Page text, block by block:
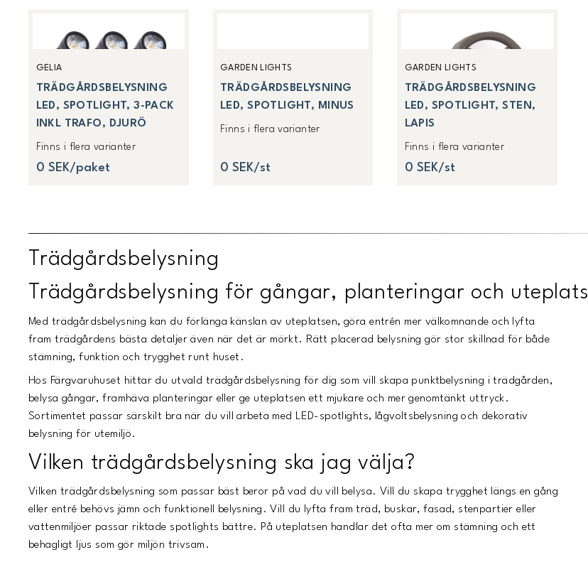
GELIA
TRÄDGÅRDSBELYSNING
LED, SPOTLIGHT, 3-PACK
INKL TRAFO, DJURÖ
Finns i flera varianter
0 SEK/paket
GARDEN LIGHTS
TRÄDGÅRDSBELYSNING
LED, SPOTLIGHT, MINUS
Finns i flera varianter
0 SEK/st
GARDEN LIGHTS
TRÄDGÅRDSBELYSNING
LED, SPOTLIGHT, STEN,
LAPIS
Finns i flera varianter
0 SEK/st
Trädgårdsbelysning
Trädgårdsbelysning för gångar, planteringar och uteplats
Med trädgårdsbelysning kan du förlänga känslan av uteplatsen, göra entrén mer välkomnande och lyfta
fram trädgårdens bästa detaljer även när det är mörkt. Rätt placerad belysning gör stor skillnad för både
stämning, funktion och trygghet runt huset.
Hos Färgvaruhuset hittar du utvald trädgårdsbelysning för dig som vill skapa punktbelysning i trädgården,
belysa gångar, framhäva planteringar eller ge uteplatsen ett mjukare och mer genomtänkt uttryck.
Sortimentet passar särskilt bra när du vill arbeta med LED-spotlights, lågvoltsbelysning och dekorativ
belysning för utemiljö.
Vilken trädgårdsbelysning ska jag välja?
Vilken trädgårdsbelysning som passar bäst beror på vad du vill belysa. Vill du skapa trygghet längs en gång
eller entré behövs jämn och funktionell belysning. Vill du lyfta fram träd, buskar, fasad, stenpartier eller
vattenmiljöer passar riktade spotlights bättre. På uteplatsen handlar det ofta mer om stämning och ett
behagligt ljus som gör miljön trivsam.